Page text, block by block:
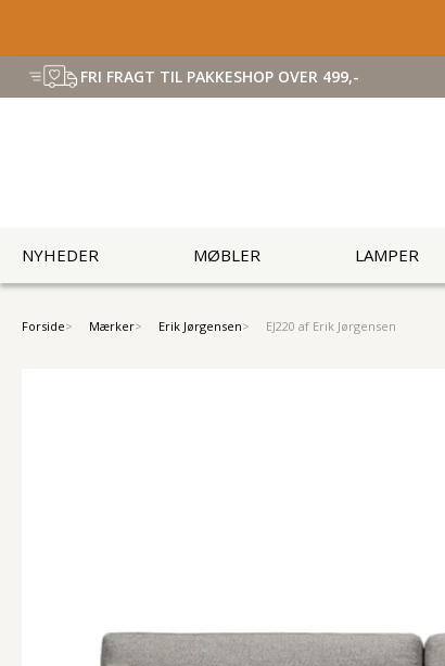
FRI FRAGT TIL PAKKESHOP OVER 499,-
NYHEDER MØBLER LAMPER
Forside Mærker Erik Jørgensen EJ220 af Erik Jørgensen